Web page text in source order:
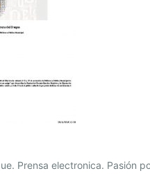
Prensa electronica. Pasión